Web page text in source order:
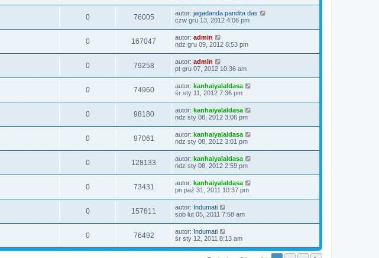
0 76005 autor: jagadanda pandita das
czw gru 13, 2012 4:06 pm
0 167047 autor: admin
ndz gru 09, 2012 8:53 pm
0 79258 autor: admin
pt gru 07, 2012 10:36 am
0 74960 autor: kanhaiyalaldasa
śr sty 11, 2012 7:36 pm
0 98180 autor: kanhaiyalaldasa
ndz sty 08, 2012 3:06 pm
0 97061 autor: kanhaiyalaldasa
ndz sty 08, 2012 3:01 pm
0 128133 autor: kanhaiyalaldasa
ndz sty 08, 2012 2:59 pm
0 73431 autor: kanhaiyalaldasa
pn paź 31, 2011 10:37 pm
0 157811 autor: Indumati
sob lut 05, 2011 7:58 am
0 76492 autor: Indumati
śr sty 12, 2011 8:13 am